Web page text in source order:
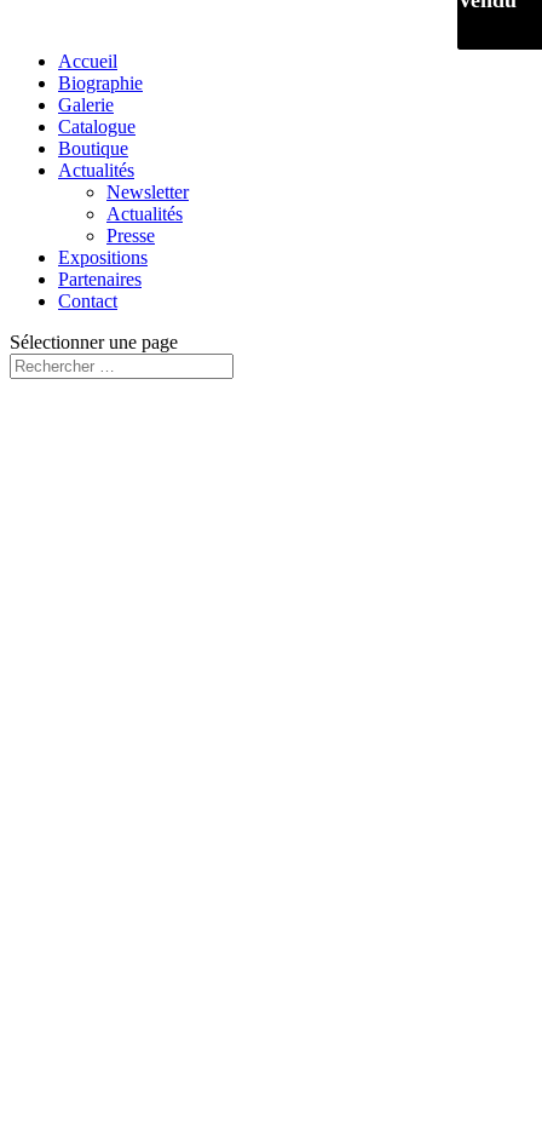
Accueil
Biographie
Galerie
Catalogue
Boutique
Actualités
Newsletter
Actualités
Presse
Expositions
Partenaires
Contact
Sélectionner une page